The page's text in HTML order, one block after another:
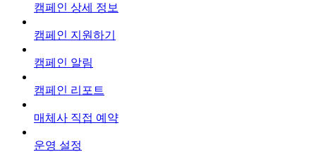
캠페인 상세 정보
캠페인 지원하기
캠페인 알림
캠페인 리포트
매체사 직접 예약
운영 설정